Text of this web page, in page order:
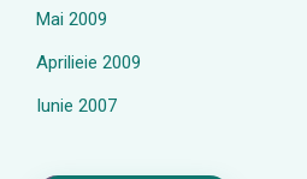
Mai 2009
Aprilieie 2009
Iunie 2007